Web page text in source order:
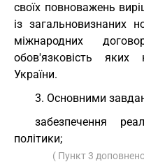
своїх повноважень
із загальновизнаних
міжнародних
обов'язковість
України.
3. Основними
забезпечення
політики;
( Пункт 3